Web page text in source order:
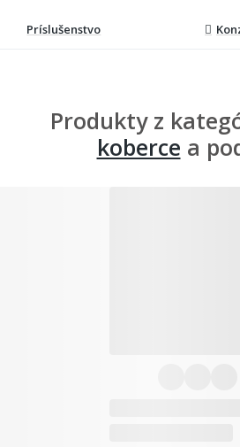
Príslušenstvo
Produkty z
koberce a